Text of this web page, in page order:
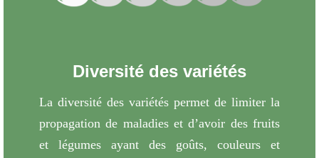
Diversité des variétés
La diversité des variétés permet de limiter la
propagation de maladies et d’avoir des fruits
et légumes ayant des goûts, couleurs et